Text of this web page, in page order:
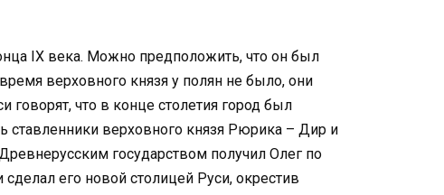
IX века. Можно предположить, что он был
верховного князя у полян не было, они
говорят, что в конце столетия город был
ставленники верховного князя Рюрика – Дир и
государством получил Олег по
его новой столицей Руси, окрестив